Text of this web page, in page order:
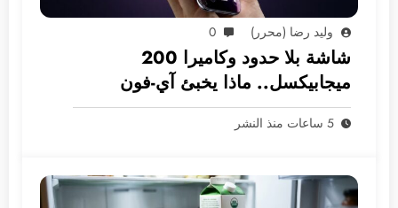
وليد رضا (محرر) 0
شاشة بلا حدود وكاميرا 200
ميجابيكسل.. ماذا يخبئ آي-فون
2028؟
5 ساعات منذ النشر